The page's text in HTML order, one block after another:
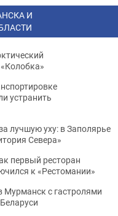
И
устранить
лучшую уху: в Заполярье
Севера»
первый ресторан
к «Рестомании»
Мурманск с гастролями